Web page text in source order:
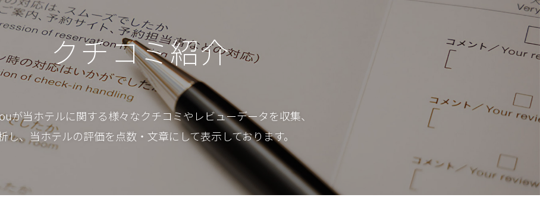
クチコミ紹介
が当ホテルに関する様々なクチコミやレビューデータを収集、
し、 当ホテルの評価を点数・文章にして表示しております。